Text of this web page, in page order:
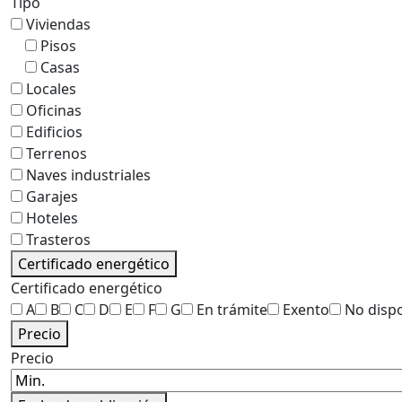
Viviendas
Pisos
Casas
Locales
Oficinas
Edificios
Terrenos
Naves industriales
Garajes
Hoteles
Trasteros
Certificado energético
Certificado energético
A
B C D E F G En trámite Exento
No
Precio
Precio